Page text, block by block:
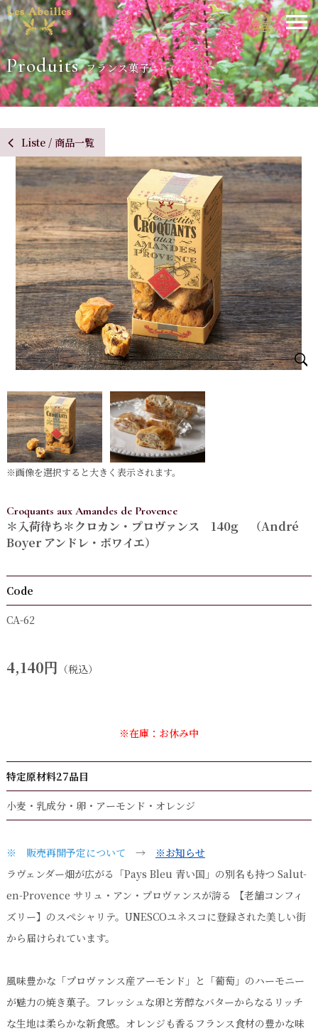
Produits フランス菓子
Liste / 商品一覧
※画像を選択すると大きく表示されます。
Croquants aux Amandes de Provence
＊入荷待ち＊クロカン・プロヴァンス 140g （André
Boyer アンドレ・ボワイエ）
Code
CA-62
4,140円 （税込）
※在庫：お休み中
特定原材料27品目
小麦・乳成分・卵・アーモンド・オレンジ
※ 販売再開予定について →
※お知らせ
ラヴェンダー畑が広がる「Pays Bleu 青い国」の別名も持つ Salut-
en-Provence サリュ・アン・プロヴァンスが誇る 【老舗コンフィ
ズリー】のスペシャリテ。UNESCOユネスコに登録された美しい街
から届けられています。
風味豊かな「プロヴァンス産アーモンド」と「葡萄」のハーモニー
が魅力の焼き菓子。フレッシュな卵と芳醇なバターからなるリッチ
な生地は柔らかな新食感。オレンジも香るフランス食材の豊かな味